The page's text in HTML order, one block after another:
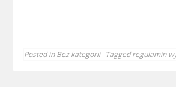
Posted inBez kategorii Taggedregulamin